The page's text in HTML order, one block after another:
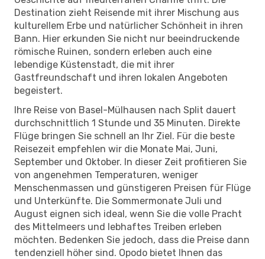
Destination zieht Reisende mit ihrer Mischung aus
kulturellem Erbe und natürlicher Schönheit in ihren
Bann. Hier erkunden Sie nicht nur beeindruckende
römische Ruinen, sondern erleben auch eine
lebendige Küstenstadt, die mit ihrer
Gastfreundschaft und ihren lokalen Angeboten
begeistert.
Ihre Reise von Basel-Mülhausen nach Split dauert
durchschnittlich 1 Stunde und 35 Minuten. Direkte
Flüge bringen Sie schnell an Ihr Ziel. Für die beste
Reisezeit empfehlen wir die Monate Mai, Juni,
September und Oktober. In dieser Zeit profitieren Sie
von angenehmen Temperaturen, weniger
Menschenmassen und günstigeren Preisen für Flüge
und Unterkünfte. Die Sommermonate Juli und
August eignen sich ideal, wenn Sie die volle Pracht
des Mittelmeers und lebhaftes Treiben erleben
möchten. Bedenken Sie jedoch, dass die Preise dann
tendenziell höher sind. Opodo bietet Ihnen das